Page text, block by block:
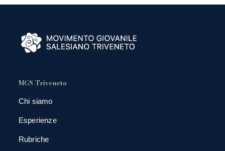
MGS Triveneto
Chi siamo
Esperienze
Rubriche